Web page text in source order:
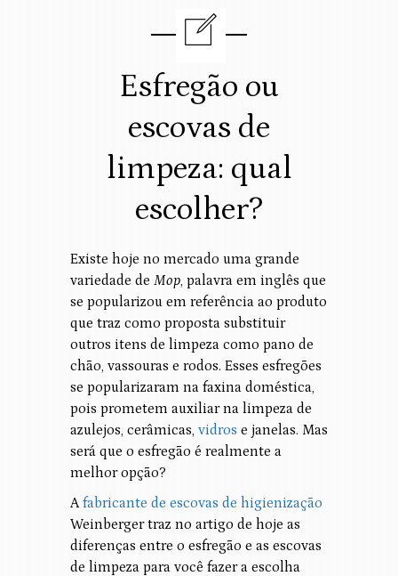
Esfregão ou
escovas de
limpeza: qual
escolher?
Existe hoje no mercado uma grande
variedade de Mop, palavra em inglês que
se popularizou em referência ao produto
que traz como proposta substituir
outros itens de limpeza como pano de
chão, vassouras e rodos. Esses esfregões
se popularizaram na faxina doméstica,
pois prometem auxiliar na limpeza de
azulejos, cerâmicas, vidros e janelas. Mas
será que o esfregão é realmente a
melhor opção?
Afabricante de escovas de higienização
Weinberger traz no artigo de hoje as
diferenças entre o esfregão e as escovas
de limpeza para você fazer a escolha